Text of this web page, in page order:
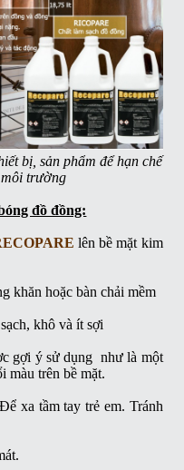
bị, sản phẩm để hạn chế
trường
đồ đồng:
lên bề mặt kim
khăn hoặc bàn chải mềm
khô và ít sợi
gợi ý sử dụng như là một
màu trên bề mặt.
xa tầm tay trẻ em. Tránh